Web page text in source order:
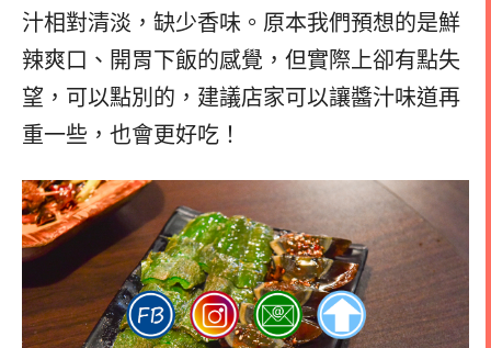
汁相對清淡，缺少香味。原本我們預想的是鮮
辣爽口、開胃下飯的感覺，但實際上卻有點失
望，可以點別的，建議店家可以讓醬汁味道再
重一些，也會更好吃！